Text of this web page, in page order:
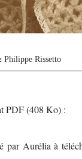
Rissetto
PDF (408 Ko) :
par Aurélia à